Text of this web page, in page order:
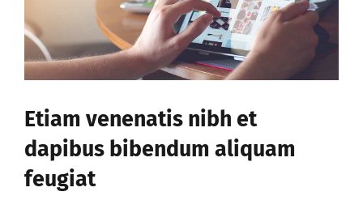
vens
Etiam venenatis nibh et
dapibus bibendum aliquam
feugiat